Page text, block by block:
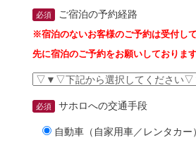
必須
ご宿泊の予約経路
※宿泊のないお客様のご予約は受付して
先に宿泊のご予約をお願いしておりま
必須 サホロへの交通手段
自動車（自家用車／レンタカー）